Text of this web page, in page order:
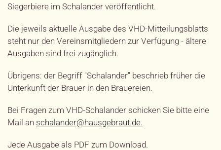
Siegerbiere im Schalander veröffentlicht.
Die jeweils aktuelle Ausgabe des VHD-Mitteilungsblatts
steht nur den Vereinsmitgliedern zur Verfügung - ältere
Ausgaben sind frei zugänglich.
Übrigens: der Begriff "Schalander" beschrieb früher die
Unterkunft der Brauer in den Brauereien.
Bei Fragen zum VHD-Schalander schicken Sie bitte eine
Mail an schalander@hausgebraut.de.
Jede Ausgabe als PDF zum Download.